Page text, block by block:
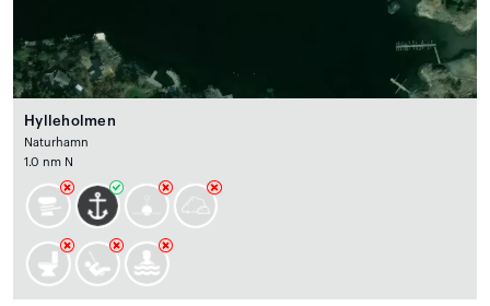
Hylleholmen
Naturhamn
1.0 nm N